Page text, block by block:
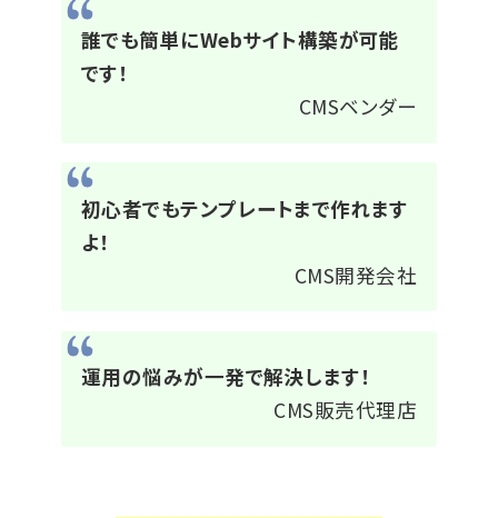
誰でも簡単にWebサイト構築が可能
です！
CMSベンダー
初心者でもテンプレートまで作れます
よ！
CMS開発会社
運用の悩みが一発で解決します！
CMS販売代理店